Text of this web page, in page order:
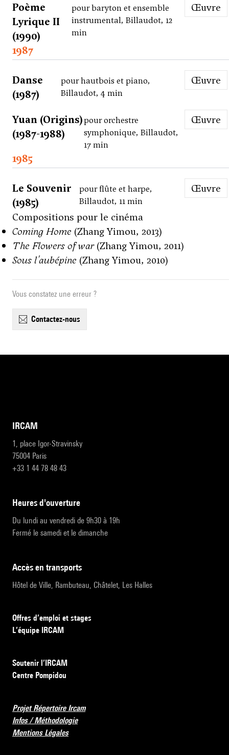
Poème
Lyrique II
(1990)
pour baryton et ensemble
instrumental, Billaudot, 12
min
Œuvre
1987
Danse
(1987)
pour hautbois et piano,
Billaudot, 4 min
Œuvre
Yuan (Origins)
(1987-1988)
pour orchestre
symphonique, Billaudot,
17 min
Œuvre
1985
Le Souvenir
(1985)
pour flûte et harpe,
Billaudot, 11 min
Œuvre
Compositions pour le cinéma
Coming Home (Zhang Yimou, 2013)
The Flowers of war(Zhang Yimou, 2011)
Sous l'aubépine (Zhang Yimou, 2010)
Vous constatez une erreur ?
contactez-nous
IRCAM
1, place Igor-Stravinsky
75004 Paris
+33 1 44 78 48 43
heures d'ouverture
Du lundi au vendredi de 9h30 à 19h
Fermé le samedi et le dimanche
accès en transports
Hôtel de Ville, Rambuteau, Châtelet, Les Halles
Offres d’emploi et stages
L’équipe IRCAM
Soutenir l’IRCAM
Centre Pompidou
Projet Répertoire Ircam
Infos / Méthodologie
Mentions Légales